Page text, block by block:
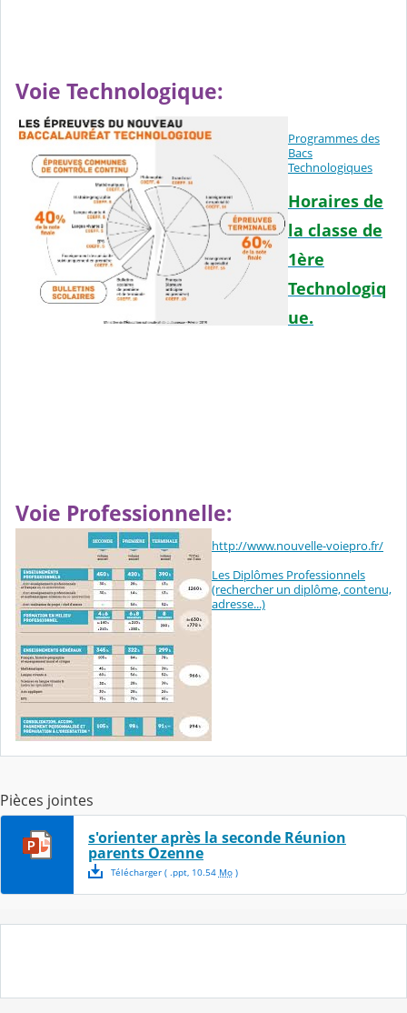
Voie Technologique:
Programmes des
Bacs
Technologiques
Horaires de
la classe de
1ère
Technologiq
ue.
Voie Professionnelle:
http://www.nouvelle-voiepro.fr/
Les Diplômes Professionnels
(rechercher un diplôme, contenu,
adresse...)
Pièces jointes
s'orienter après la seconde Réunion
parents Ozenne
Télécharger( .ppt, 10.54 Mo)